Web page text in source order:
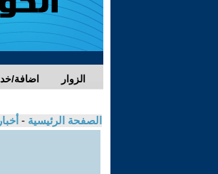
اضافة/ الزوار
الصفحة الرئيسية -